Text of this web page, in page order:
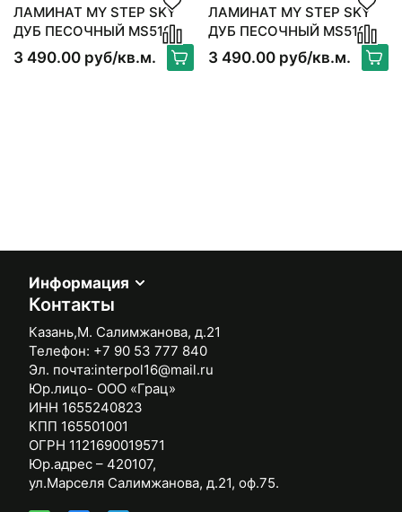
ЛАМИНАТ MY STEP SKY
ДУБ ПЕСОЧНЫЙ MS510
3 490.00 руб/кв.м.
ЛАМИНАТ MY STEP SKY
ДУБ ПЕСОЧНЫЙ MS510
3 490.00 руб/кв.м.
Информация
Контакты
Казань,М. Салимжанова, д.21
Телефон: +7 90 53 777 840
Эл. почта:interpol16@mail.ru
Юр.лицо- ООО «Грац»
ИНН 1655240823
КПП 165501001
ОГРН 1121690019571
Юр.адрес – 420107,
ул.Марселя Салимжанова, д.21, оф.75.